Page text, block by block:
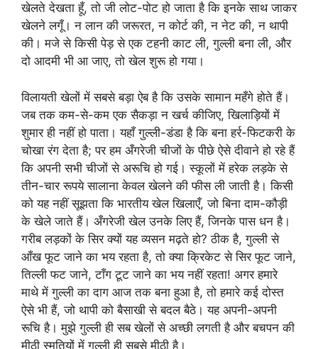
खेलते देखता हूँ, तो जी लोट-पोट हो जाता है कि इनके साथ जाकर
खेलने लगूँ। न लान की जरूरत, न कोर्ट की, न नेट की, न थापी
की। मजे से किसी पेड़ से एक टहनी काट ली, गुल्ली बना ली, और
दो आदमी भी आ जाए, तो खेल शुरू हो गया।
विलायती खेलों में सबसे बड़ा ऐब है कि उसके सामान महँगे होते हैं।
जब तक कम-से-कम एक सैकड़ा न खर्च कीजिए, खिलाड़ियों में
शुमार ही नहीं हो पाता। यहाँ गुल्ली-डंडा है कि बना हर्र-फिटकरी के
चोखा रंग देता है; पर हम अँगरेजी चीजों के पीछे ऐसे दीवाने हो रहे हैं
कि अपनी सभी चीजों से अरूचि हो गई। स्कूलों में हरेक लड़के से
तीन-चार रूपये सालाना केवल खेलने की फीस ली जाती है। किसी
को यह नहीं सूझता कि भारतीय खेल खिलाएँ, जो बिना दाम-कौड़ी
के खेले जाते हैं। अँगरेजी खेल उनके लिए हैं, जिनके पास धन है।
गरीब लड़कों के सिर क्यों यह व्यसन मढ़ते हो? ठीक है, गुल्ली से
आँख फूट जाने का भय रहता है, तो क्या क्रिकेट से सिर फूट जाने,
तिल्ली फट जाने, टाँग टूट जाने का भय नहीं रहता! अगर हमारे
माथे में गुल्ली का दाग आज तक बना हुआ है, तो हमारे कई दोस्त
ऐसे भी हैं, जो थापी को बैसाखी से बदल बैठे। यह अपनी-अपनी
रूचि है। मुझे गुल्ली ही सब खेलों से अच्छी लगती है और बचपन की
मीठी स्मृतियों में गुल्ली ही सबसे मीठी है।